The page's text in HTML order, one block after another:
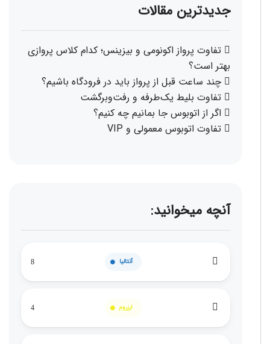
جدیدترین مقالات
تفاوت پرواز اکونومی و بیزینس؛ کدام کلاس پروازی
بهتر است؟
چند ساعت قبل از پرواز باید در فرودگاه باشیم؟
تفاوت بلیط یک‌طرفه و رفت‌وبرگشت
اگر از اتوبوس جا بمانیم چه کنیم؟
تفاوت اتوبوس معمولی و VIP
آنچه میخوانید:
آنتالیا 8
ارزروم 4